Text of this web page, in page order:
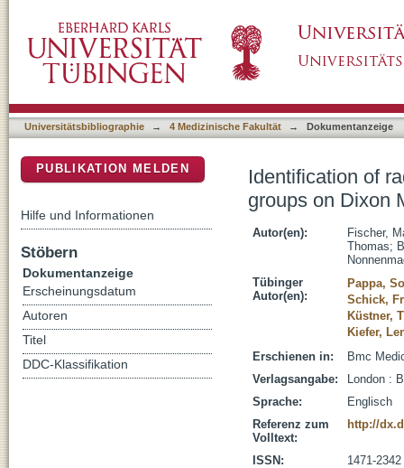
NAKO MR study
Universitätsbibliographie → 4 Medizinische Fakultät → Dokumentanzeige
Identification of
groups on Dixon
Autor(en):
Fischer,
Thomas;
Tübinger
Autor(en):
Pappa,
Schick,
Küstner,
Kiefer,
Erschienen in:
Bmc
Verlagsangabe:
London :
Sprache:
Englisch
Referenz zum
Volltext:
http://
ISSN:
1471-2342
PUBLIKATION MELDEN
Hilfe und Informationen
Stöbern
Dokumentanzeige
Erscheinungsdatum
Autoren
Titel
DDC-Klassifikation